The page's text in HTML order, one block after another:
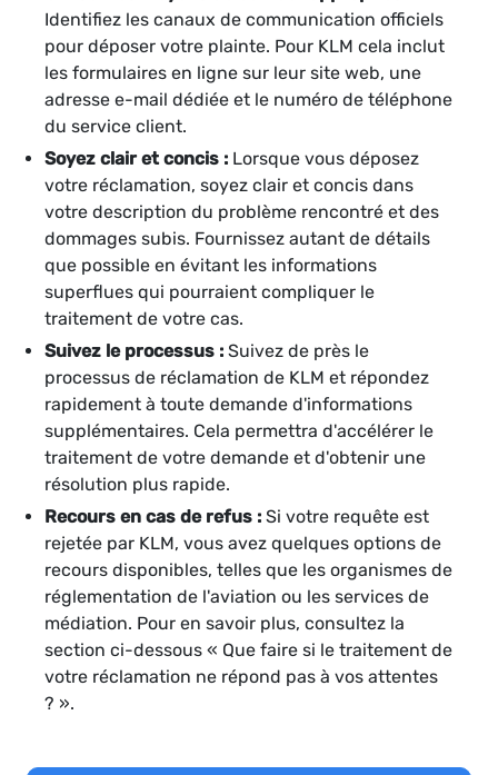
Identifiez les canaux de communication officiels
pour déposer votre plainte. Pour KLM cela inclut
les formulaires en ligne sur leur site web, une
adresse e-mail dédiée et le numéro de téléphone
du service client.
Soyez clair et concis : Lorsque vous déposez
votre réclamation, soyez clair et concis dans
votre description du problème rencontré et des
dommages subis. Fournissez autant de détails
que possible en évitant les informations
superflues qui pourraient compliquer le
traitement de votre cas.
Suivez le processus : Suivez de près le
processus de réclamation de KLM et répondez
rapidement à toute demande d'informations
supplémentaires. Cela permettra d'accélérer le
traitement de votre demande et d'obtenir une
résolution plus rapide.
Recours en cas de refus : Si votre requête est
rejetée par KLM, vous avez quelques options de
recours disponibles, telles que les organismes de
réglementation de l'aviation ou les services de
médiation. Pour en savoir plus, consultez la
section ci-dessous « Que faire si le traitement de
votre réclamation ne répond pas à vos attentes
? ».